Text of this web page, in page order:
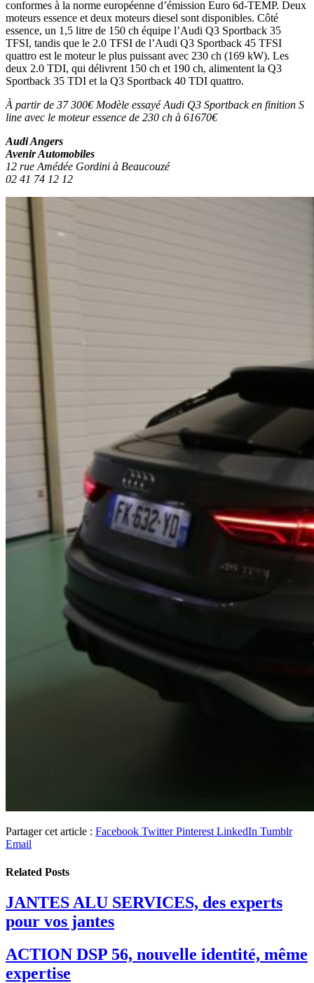
conformes à la norme européenne d’émission Euro 6d-TEMP. Deux
moteurs essence et deux moteurs diesel sont disponibles. Côté
essence, un 1,5 litre de 150 ch équipe l’Audi Q3 Sportback 35
TFSI, tandis que le 2.0 TFSI de l’Audi Q3 Sportback 45 TFSI
quattro est le moteur le plus puissant avec 230 ch (169 kW). Les
deux 2.0 TDI, qui délivrent 150 ch et 190 ch, alimentent la Q3
Sportback 35 TDI et la Q3 Sportback 40 TDI quattro.
À partir de 37 300€ Modèle essayé Audi Q3 Sportback en finition S
line avec le moteur essence de 230 ch à 61670€
Audi Angers
Avenir Automobiles
12 rue Amédée Gordini à Beaucouzé
02 41 74 12 12
Partager cet article : Facebook Twitter Pinterest LinkedIn Tumblr
Email
Related Posts
JANTES ALU SERVICES, des experts
pour vos jantes
ACTION DSP 56, nouvelle identité, même
expertise